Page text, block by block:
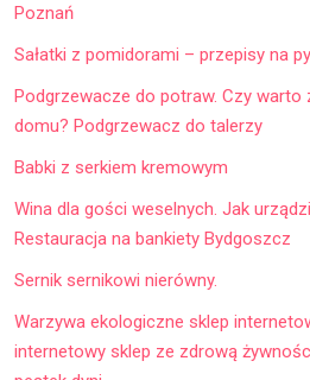
Poznań
Sałatki z pomidorami – przepisy na
Podgrzewacze do potraw. Czy warto
domu? Podgrzewacz do talerzy
Babki z serkiem kremowym
Wina dla gości weselnych. Jak
Restauracja na bankiety Bydgoszcz
Sernik sernikowi nierówny.
Warzywa ekologiczne sklep
internetowy sklep ze zdrową